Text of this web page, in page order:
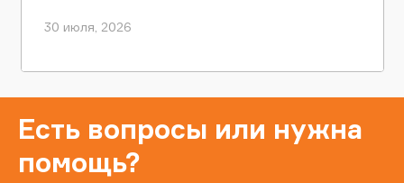
30 июля, 2026
Есть вопросы или нужна
помощь?